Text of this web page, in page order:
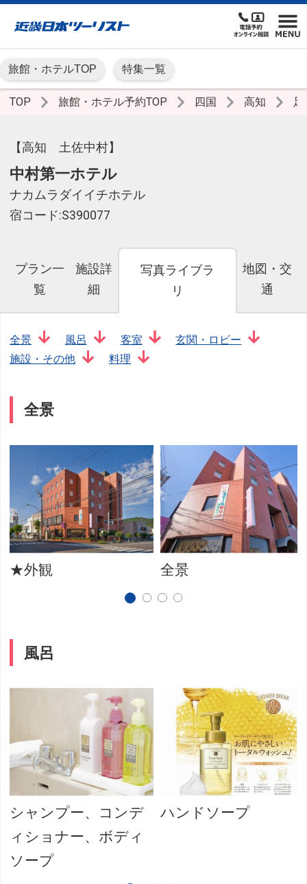
旅館・ホテルTOP 特集一覧
TOP 旅館・ホテル予約TOP 四国 高知
【高知 土佐中村】
中村第一ホテル
ナカムラダイイチホテル
宿コード:S390077
プラン一
覧
施設詳
細
写真ライブラ
リ
地図・交
通
全景 風呂 客室
玄関・ロビー
施設・その他
料理
全景
★外観 全景
風呂
シャンプー、コンデ
ィショナー、ボディ
ソープ
ハンドソープ